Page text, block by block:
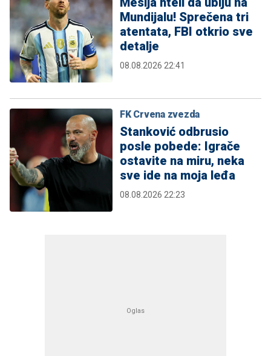
Mundijalu! Sprečena tri
atentata, FBI otkrio sve
detalje
08.08.2026 22:41
FK Crvena zvezda
Stanković odbrusio
posle pobede: Igrače
ostavite na miru, neka
sve ide na moja leđa
08.08.2026 22:23